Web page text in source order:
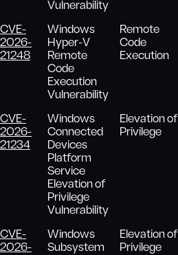
Vulnerability
CVE-
2026-
21248
Windows
Hyper-V
Remote
Code
Execution
Vulnerability
Remote
Code
Execution
CVE-
2026-
21234
Windows
Connected
Devices
Platform
Service
Elevation of
Privilege
Vulnerability
Elevation of
Privilege
CVE-
2026-
Windows
Subsystem
Elevation of
Privilege